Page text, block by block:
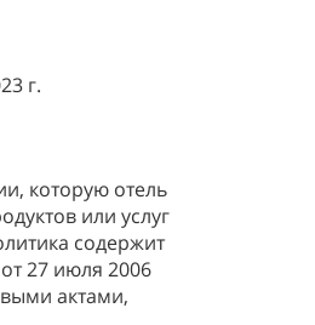
г.
которую отель
или услуг
содержит
27 июля 2006
актами,